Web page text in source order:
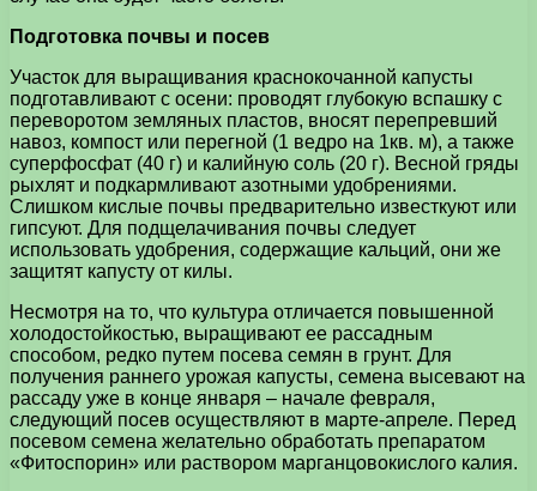
Подготовка почвы и посев
Участок для выращивания краснокочанной капусты
подготавливают с осени: проводят глубокую вспашку с
переворотом земляных пластов, вносят перепревший
навоз, компост или перегной (1 ведро на 1кв. м), а также
суперфосфат (40 г) и калийную соль (20 г). Весной гряды
рыхлят и подкармливают азотными удобрениями.
Слишком кислые почвы предварительно известкуют или
гипсуют. Для подщелачивания почвы следует
использовать удобрения, содержащие кальций, они же
защитят капусту от килы.
Несмотря на то, что культура отличается повышенной
холодостойкостью, выращивают ее рассадным
способом, редко путем посева семян в грунт. Для
получения раннего урожая капусты, семена высевают на
рассаду уже в конце января – начале февраля,
следующий посев осуществляют в марте-апреле. Перед
посевом семена желательно обработать препаратом
«Фитоспорин» или раствором марганцовокислого калия.